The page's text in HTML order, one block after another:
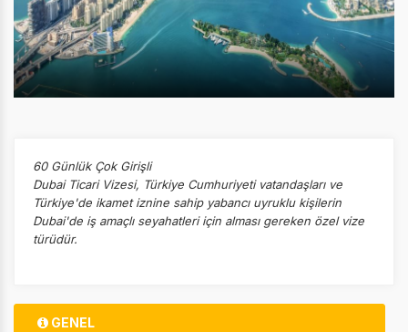
60 Günlük Çok Girişli
Dubai Ticari Vizesi, Türkiye Cumhuriyeti vatandaşları ve
Türkiye'de ikamet iznine sahip yabancı uyruklu kişilerin
Dubai'de iş amaçlı seyahatleri için alması gereken özel vize
türüdür.
GENEL